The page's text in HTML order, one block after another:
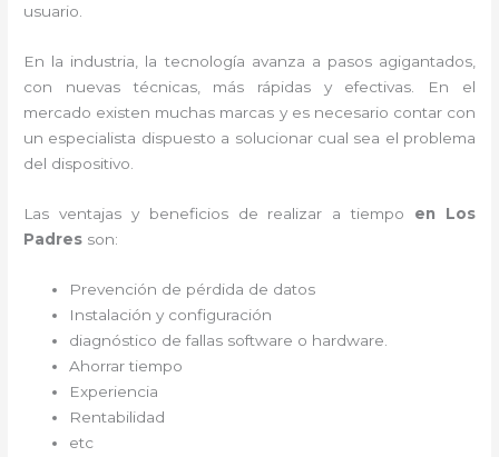
usuario.
En la industria, la tecnología avanza a pasos agigantados,
con nuevas técnicas, más rápidas y efectivas . En el
mercado existen muchas marcas y es necesario contar con
un especialista dispuesto a solucionar cual sea el problema
del dispositivo.
Las ventajas y beneficios de realizar a tiempo en Los
Padres son:
Prevención de pérdida de datos
Instalación y configuración
diagnóstico de fallas software o hardware
Ahorrar tiempo
Experiencia
Rentabilidad
etc